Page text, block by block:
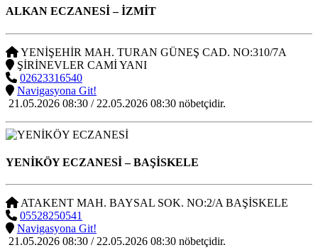
ALKAN ECZANESİ– İZMİT
YENİŞEHİR MAH. TURAN GÜNEŞ CAD. NO:310/7A
ŞİRİNEVLER CAMİ YANI
02623316540
Navigasyona Git!
21.05.2026 08:30 / 22.05.2026 08:30 nöbetçidir.
YENİKÖY ECZANESİ– BAŞİSKELE
ATAKENT MAH. BAYSAL SOK. NO:2/A BAŞİSKELE
05528250541
Navigasyona Git!
21.05.2026 08:30 / 22.05.2026 08:30 nöbetçidir.